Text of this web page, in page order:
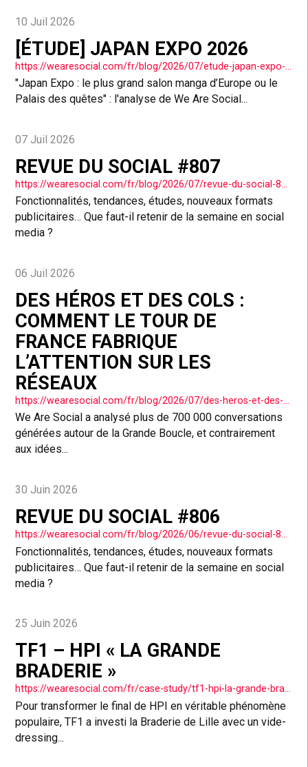
10 Juil 2026
[ÉTUDE] JAPAN EXPO 2026
https://wearesocial.com/fr/blog/2026/07/etude-japan-expo-2026/
"Japan Expo : le plus grand salon manga d’Europe ou le
Palais des quêtes" : l'analyse de We Are Social...
07 Juil 2026
REVUE DU SOCIAL #807
https://wearesocial.com/fr/blog/2026/07/revue-du-social-807/
Fonctionnalités, tendances, études, nouveaux formats
publicitaires… Que faut-il retenir de la semaine en social
media ?
06 Juil 2026
DES HÉROS ET DES COLS :
COMMENT LE TOUR DE
FRANCE FABRIQUE
L’ATTENTION SUR LES
RÉSEAUX
https://wearesocial.com/fr/blog/2026/07/des-heros-et-des-cols-comment-le-tour-de-france-fabrique-lattention-sur-les-reseaux/
We Are Social a analysé plus de 700 000 conversations
générées autour de la Grande Boucle, et contrairement
aux idées...
30 Juin 2026
REVUE DU SOCIAL #806
https://wearesocial.com/fr/blog/2026/06/revue-du-social-806/
Fonctionnalités, tendances, études, nouveaux formats
publicitaires… Que faut-il retenir de la semaine en social
media ?
25 Juin 2026
TF1 – HPI « LA GRANDE
BRADERIE »
https://wearesocial.com/fr/case-study/tf1-hpi-la-grande-braderie/
Pour transformer le final de HPI en véritable phénomène
populaire, TF1 a investi la Braderie de Lille avec un vide-
dressing...